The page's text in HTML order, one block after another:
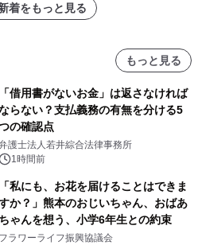
着をもっと見る
もっと見る
「借用書がないお金」は返さなければ
らない？支払義務の有無を分ける5
の確認点
護士法人若井綜合法律事務所
1時間前
「私にも、お花を届けることはできま
か？」熊本のおじいちゃん、おばあ
ちゃんを想う、小学6年生との約束
フラワーライフ振興協議会